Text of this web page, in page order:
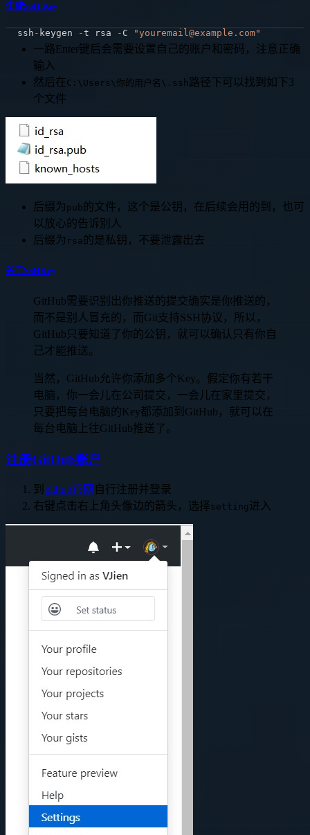
生成SSH Key
ssh - keygen -t rsa - C "youremail@example.com"
一路Enter键后会需要设置自己的账户和密码，注意正确
输入
然后在C:\Users\你的用户名\.ssh路径下可以找到如下3
个文件
后缀为 pub 的文件，这个是公钥，在后续会用的到，也可
以放心的告诉别人
后缀为 rsa 的是私钥，不要泄露出去
关于SSHKey
GitHub需要识别出你推送的提交确实是你推送的，
而不是别人冒充的，而Git支持SSH协议，所以，
GitHub只要知道了你的公钥，就可以确认只有你自
己才能推送。
当然，GitHub允许你添加多个Key。假定你有若干
电脑，你一会儿在公司提交，一会儿在家里提交，
只要把每台电脑的Key都添加到GitHub，就可以在
每台电脑上往GitHub推送了。
注册GitHub账户
到 github官网 自行注册并登录
右键点击右上角头像边的箭头，选择 setting进入